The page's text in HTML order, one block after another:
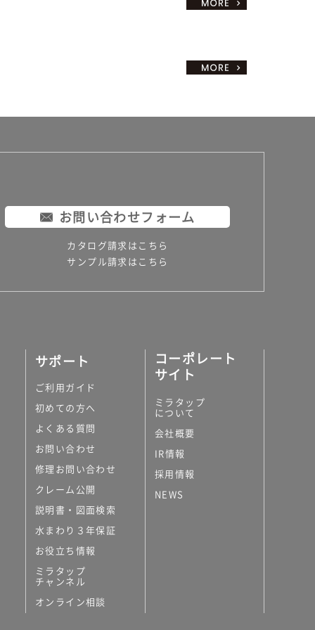
お問い合わせフォーム
カタログ請求はこちら
サンプル請求はこちら
サポート
ご利用ガイド
初めての方へ
よくある質問
お問い合わせ
修理お問い合わせ
クレーム公開
説明書・図面検索
水まわり３年保証
お役立ち情報
ミラタップ
チャンネル
オンライン相談
コーポレート
サイト
ミラタップ
について
会社概要
IR情報
採用情報
NEWS